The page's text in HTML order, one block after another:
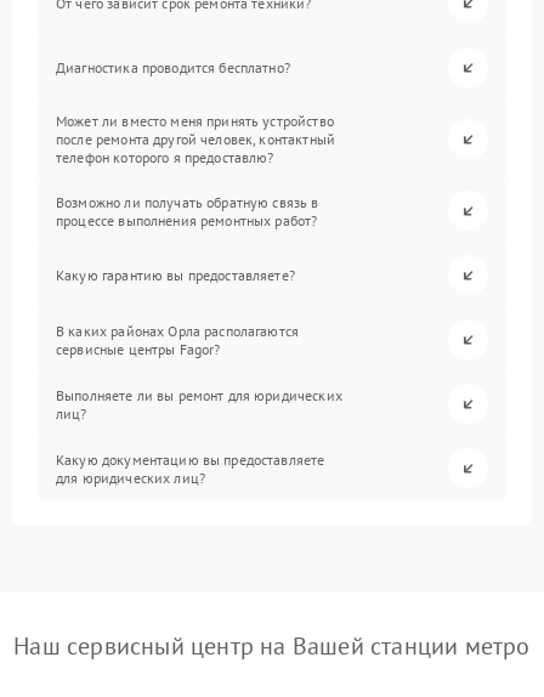
Диагностика проводится бесплатно?
Может ли вместо меня принять устройство
после ремонта другой человек, контактный
телефон которого я предоставлю?
Возможно ли получать обратную связь в
процессе выполнения ремонтных работ?
Какую гарантию вы предоставляете?
В каких районах Орла располагаются
сервисные центры Fagor?
Выполняете ли вы ремонт для юридических
лиц?
Какую документацию вы предоставляете
для юридических лиц?
Наш сервисный центр на Вашей станции метро